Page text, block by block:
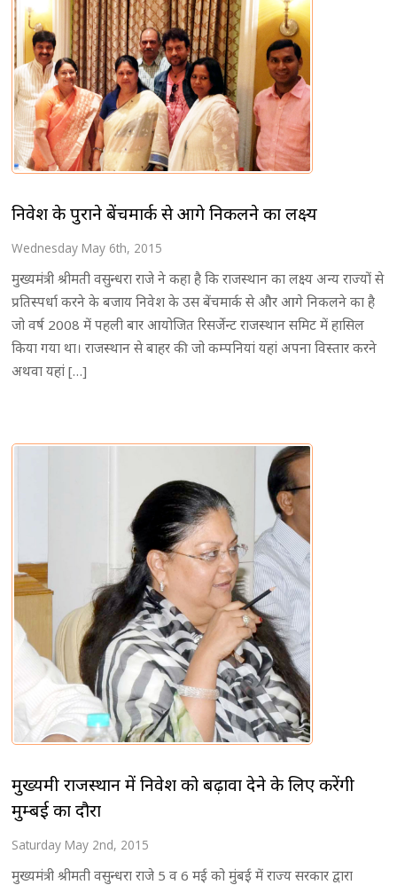
निवेश के पुराने बेंचमार्क से आगे निकलने का लक्ष्य
Wednesday May 6th, 2015
मुख्यमंत्री श्रीमती वसुन्धरा राजे ने कहा है कि राजस्थान का लक्ष्य अन्य राज्यों से
प्रतिस्पर्धा करने के बजाय निवेश के उस बेंचमार्क से और आगे निकलने का है
जो वर्ष 2008 में पहली बार आयोजित रिसर्जेन्ट राजस्थान समिट में हासिल
किया गया था। राजस्थान से बाहर की जो कम्पनियां यहां अपना विस्तार करने
अथवा यहां […]
मुख्यमंत्री राजस्थान में निवेश को बढ़ावा देने के लिए करेंगी
मुम्बई का दौरा
Saturday May 2nd, 2015
मुख्यमंत्री श्रीमती वसुन्धरा राजे 5 व 6 मई को मुंबई में राज्य सरकार द्वारा